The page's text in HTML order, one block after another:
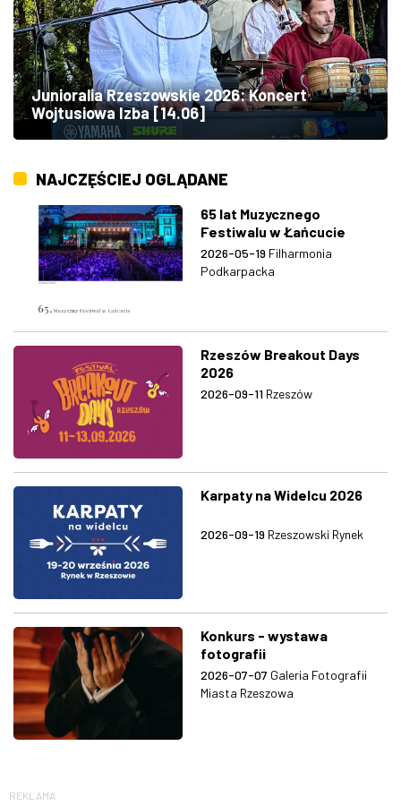
Junioralia Rzeszowskie 2026: Koncert
Wojtusiowa Izba [14.06]
NAJCZĘŚCIEJ OGLĄDANE
65 lat Muzycznego
Festiwalu w Łańcucie
2026-05-19 Filharmonia
Podkarpacka
Rzeszów Breakout Days
2026
2026-09-11 Rzeszów
Karpaty na Widelcu 2026
2026-09-19 Rzeszowski Rynek
Konkurs - wystawa
fotografii
2026-07-07 Galeria Fotografii
Miasta Rzeszowa
REKLAMA